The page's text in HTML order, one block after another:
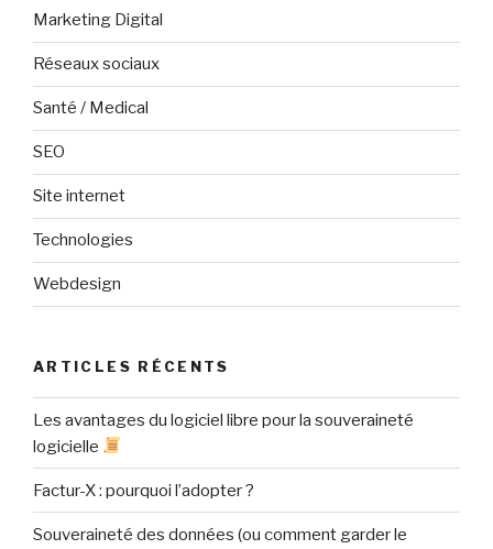
Marketing Digital
Réseaux sociaux
Santé / Medical
SEO
Site internet
Technologies
Webdesign
ARTICLES RÉCENTS
Les avantages du logiciel libre pour la souveraineté
logicielle
Factur-X : pourquoi l’adopter ?
Souveraineté des données (ou comment garder le